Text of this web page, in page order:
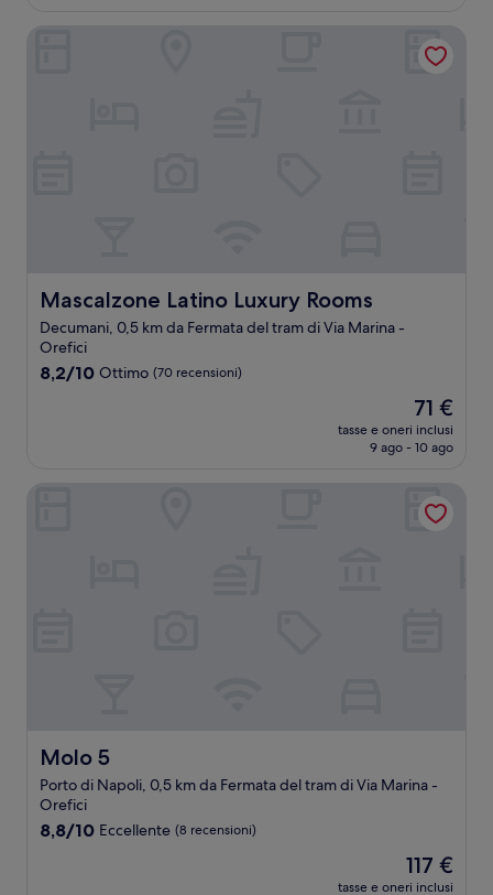
115 €
Mascalzone Latino Luxury Rooms
Mascalzone Latino Luxury Rooms
Decumani, 0,5 km da Fermata del tram di Via Marina -
Orefici
8.2
8,2/10 Ottimo (70 recensioni)
Il
prezzo
attuale
71 €
71 €
tasse e oneri inclusi
9 ago - 10 ago
Molo 5
Molo 5
Porto di Napoli, 0,5 km da Fermata del tram di Via Marina -
Orefici
8.8
8,8/10 Eccellente (8 recensioni)
Il
prezzo
117 €
tasse e oneri inclusi